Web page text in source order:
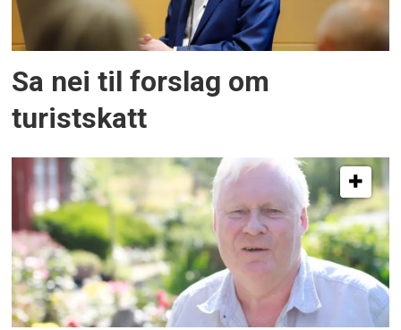
Sa nei til forslag om
turistskatt